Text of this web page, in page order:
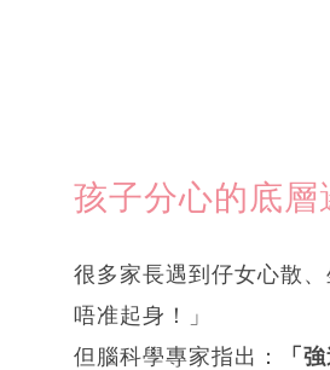
孩子分心的底層
很多家長遇到仔女心散
唔准起身！」
但腦科學專家指出：
「